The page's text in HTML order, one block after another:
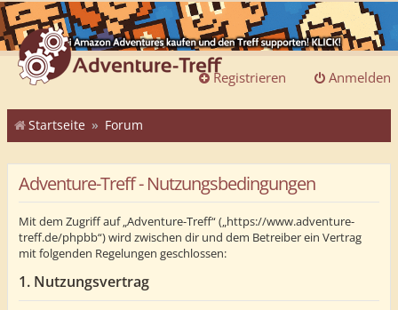
Anmelden
Registrieren
Startseite Forum
Adventure-Treff - Nutzungsbedingungen
Mit dem Zugriff auf „Adventure-Treff“ („https://www.adventure-
treff.de/phpbb“) wird zwischen dir und dem Betreiber ein Vertrag
mit folgenden Regelungen geschlossen:
1. Nutzungsvertrag